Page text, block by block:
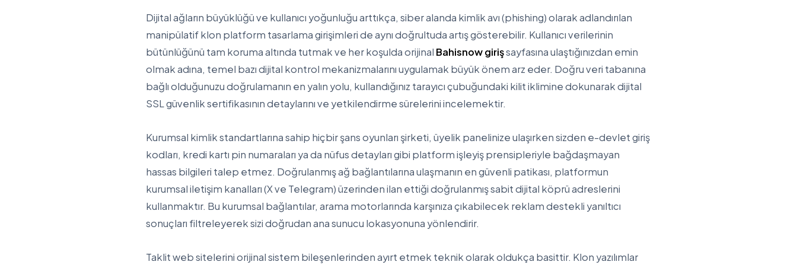
Dijital ağların büyüklüğü ve kullanıcı yoğunluğu arttıkça, siber alanda kimlik avı (phishing) olarak adlandırılan
manipülatif klon platform tasarlama girişimleri de aynı doğrultuda artış gösterebilir. Kullanıcı verilerinin
bütünlüğünü tam koruma altında tutmak ve her koşulda orijinal Bahisnow girişsayfasına ulaştığınızdan emin
olmak adına, temel bazı dijital kontrol mekanizmalarını uygulamak büyük önem arz eder. Doğru veri tabanına
bağlı olduğunuzu doğrulamanın en yalın yolu, kullandığınız tarayıcı çubuğundaki kilit iklimine dokunarak dijital
SSL güvenlik sertifikasının detaylarını ve yetkilendirme sürelerini incelemektir.
Kurumsal kimlik standartlarına sahip hiçbir şans oyunları şirketi, üyelik panelinize ulaşırken sizden e-devlet giriş
kodları, kredi kartı pin numaraları ya da nüfus detayları gibi platform işleyiş prensipleriyle bağdaşmayan
hassas bilgileri talep etmez. Doğrulanmış ağ bağlantılarına ulaşmanın en güvenli patikası, platformun
kurumsal iletişim kanalları (X ve Telegram) üzerinden ilan ettiği doğrulanmış sabit dijital köprü adreslerini
kullanmaktır. Bu kurumsal bağlantılar, arama motorlarında karşınıza çıkabilecek reklam destekli yanıltıcı
sonuçları filtreleyerek sizi doğrudan ana sunucu lokasyonuna yönlendirir.
Taklit web sitelerini orijinal sistem bileşenlerinden ayırt etmek teknik olarak oldukça basittir. Klon yazılımlar